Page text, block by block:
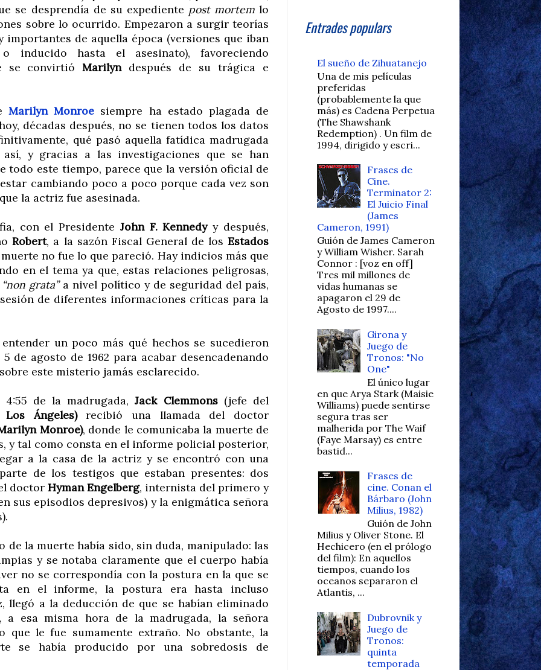
se desprendía de su expediente post mortemlo
sobre lo ocurrido. Empezaron a surgir teorías
importantes de aquella época (versiones que iban
inducido hasta el asesinato), favoreciendo
se convirtióMarilyndespués de su trágica e
Marilyn Monroe siempre ha estado plagada de
décadas después, no se tienen todos los datos
qué pasó aquella fatídica madrugada
y gracias a las investigaciones que se han
todo este tiempo, parece que la versión oficial de
cambiando poco a poco porque cada vez son
la actriz fue asesinada.
con el Presidente John F. Kennedyy después,
Robert, a la sazón Fiscal General de losEstados
no fue lo que pareció. Hay indicios más que
en el tema ya que, estas relaciones peligrosas,
“non grata”a nivel político y de seguridad del país,
de diferentes informaciones críticas para la
un poco más qué hechos se sucedieron
de agosto de 1962 para acabar desencadenando
este misterio jamás esclarecido.
4:55 de la madrugada,Jack Clemmons(jefe del
Los Ángeles)recibió una llamada del doctor
Monroe), donde le comunicaba la muerte de
y tal como consta en el informe policial posterior,
a la casa de la actriz y se encontró con una
de los testigos que estaban presentes: dos
doctor Hyman Engelberg, internista del primero y
sus episodios depresivos) y la enigmática señora
de la muerte había sido, sin duda, manipulado: las
y se notaba claramente que el cuerpo había
no se correspondía con la postura en la que se
en el informe, la postura era hasta incluso
llegó a la deducción de que se habían eliminado
a esa misma hora de la madrugada, la señora
que le fue sumamente extraño. No obstante, la
se había producido por una sobredosis de
Entrades populars
El sueño de Zihuatanejo
Una de mis películas
preferidas
(probablemente la que
más) es Cadena Perpetua
(The Shawshank
Redemption) . Un film de
1994, dirigido y escri...
Frases de
Cine.
Terminator 2:
El Juicio Final
(James
Cameron, 1991)
Guión de James Cameron
y William Wisher. Sarah
Connor : [voz en off]
Tres mil millones de
vidas humanas se
apagaron el 29 de
Agosto de 1997....
Girona y
Juego de
Tronos: "No
One"
El único lugar
en que Arya Stark (Maisie
Williams) puede sentirse
segura tras ser
malherida por The Waif
(Faye Marsay) es entre
bastid...
Frases de
cine. Conan el
Bárbaro (John
Milius, 1982)
Guión de John
Milius y Oliver Stone. El
Hechicero (en el prólogo
del film): En aquellos
tiempos, cuando los
oceanos separaron el
Atlantis, ...
Dubrovnik y
Juego de
Tronos:
quinta
temporada